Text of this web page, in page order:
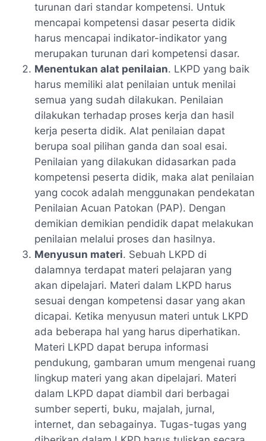
turunan dari standar kompetensi. Untuk
mencapai kompetensi dasar peserta didik
harus mencapai indikator-indikator yang
merupakan turunan dari kompetensi dasar.
Menentukan alat penilaian. LKPD yang baik
harus memiliki alat penilaian untuk menilai
semua yang sudah dilakukan. Penilaian
dilakukan terhadap proses kerja dan hasil
kerja peserta didik. Alat penilaian dapat
berupa soal pilihan ganda dan soal esai.
Penilaian yang dilakukan didasarkan pada
kompetensi peserta didik, maka alat penilaian
yang cocok adalah menggunakan pendekatan
Penilaian Acuan Patokan (PAP). Dengan
demikian demikian pendidik dapat melakukan
penilaian melalui proses dan hasilnya.
Menyusun materi. Sebuah LKPD di
dalamnya terdapat materi pelajaran yang
akan dipelajari. Materi dalam LKPD harus
sesuai dengan kompetensi dasar yang akan
dicapai. Ketika menyusun materi untuk LKPD
ada beberapa hal yang harus diperhatikan.
Materi LKPD dapat berupa informasi
pendukung, gambaran umum mengenai ruang
lingkup materi yang akan dipelajari. Materi
dalam LKPD dapat diambil dari berbagai
sumber seperti, buku, majalah, jurnal,
internet, dan sebagainya. Tugas-tugas yang